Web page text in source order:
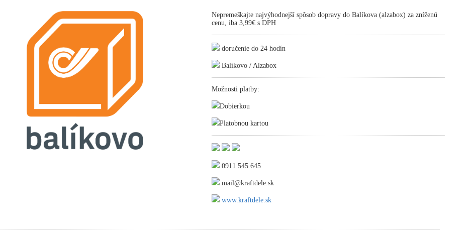
Nepremeškajte najvýhodnejší spôsob dopravy do Balíkova (alzabox) za zníženú
cenu, iba 3,99€ s DPH
doručenie do 24 hodín
Balíkovo / Alzabox
Možnosti platby:
Dobierkou
Platobnou kartou
0911 545 645
mail@kraftdele.sk
www.kraftdele.sk